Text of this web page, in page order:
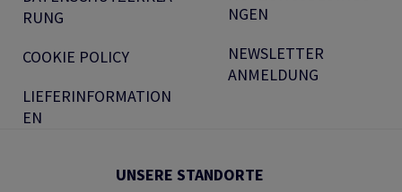
RUNG
COOKIE POLICY
LIEFERINFORMATION
EN
NGEN
NEWSLETTER
ANMELDUNG
UNSERE STANDORTE